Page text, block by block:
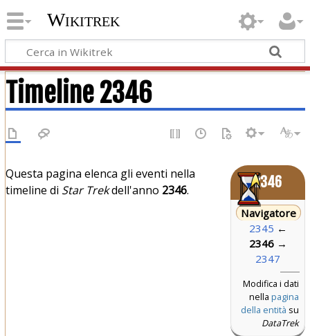
Wikitrek
Timeline 2346
2346
Navigatore
2345 ←
2346→
2347
Modifica i dati
nella pagina
della entità su
DataTrek
Questa pagina elenca gli eventi nella
timeline di Star Trekdell'anno 2346.